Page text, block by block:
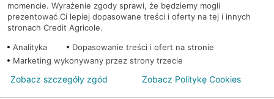
PolitykaCookies
© 2026 Credit Agricole Bank Polska S.A. Wszelkie prawa zastrzeżone
momencie. Wyrażenie zgody sprawi, że będziemy mogli
prezentować Ci lepiej dopasowane treści i oferty na tej i innych
stronach Credit Agricole.
Analityka
Dopasowanie treści i ofert na stronie
Marketing wykonywany przez strony trzecie
Zobacz szczegóły zgód Zobacz Politykę Cookies